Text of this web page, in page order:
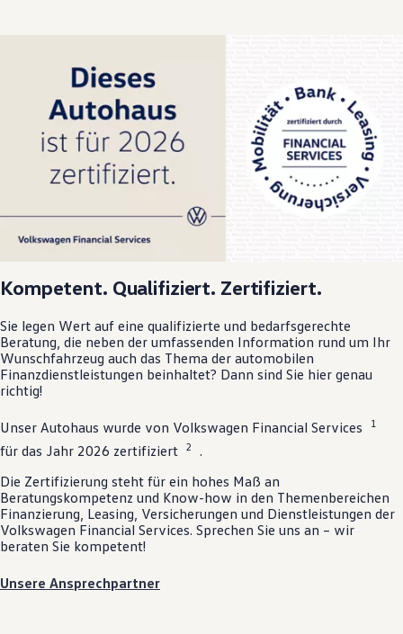
Kompetent. Qualifiziert. Zertifiziert.
Sie legen Wert auf eine qualifizierte und bedarfsgerechte
Beratung, die neben der umfassenden Information rund um Ihr
Wunschfahrzeug auch das Thema der automobilen
Finanzdienstleistungen beinhaltet? Dann sind Sie hier genau
richtig!
Unser Autohaus wurde von Volkswagen Financial Services 1
für das Jahr 2026 zertifiziert 2
.
Die Zertifizierung steht für ein hohes Maß an
Beratungskompetenz und Know-how in den Themenbereichen
Finanzierung, Leasing, Versicherungen und Dienstleistungen der
Volkswagen Financial Services. Sprechen Sie uns an – wir
beraten Sie kompetent!
Unsere Ansprechpartner